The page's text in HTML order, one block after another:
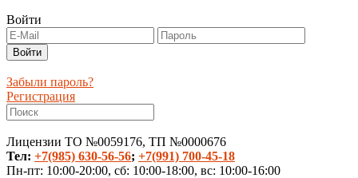
Войти
Забыли пароль?
Регистрация
Лицензии ТО №0059176, ТП №0000676
Тел: +7(985) 630-56-56; +7(991) 700-45-18
Пн-пт: 10:00-20:00, сб: 10:00-18:00, вс: 10:00-16:00